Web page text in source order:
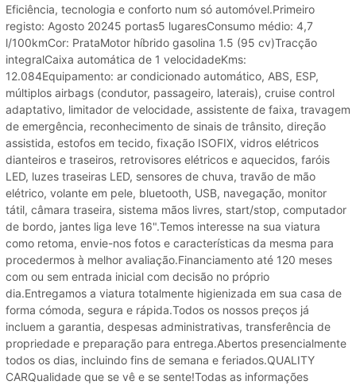
Eficiência, tecnologia e conforto num só automóvel.Primeiro
registo: Agosto 20245 portas5 lugaresConsumo médio: 4,7
l/100kmCor: PrataMotor híbrido gasolina 1.5 (95 cv)Tracção
integralCaixa automática de 1 velocidadeKms:
12.084Equipamento: ar condicionado automático, ABS, ESP,
múltiplos airbags (condutor, passageiro, laterais), cruise control
adaptativo, limitador de velocidade, assistente de faixa, travagem
de emergência, reconhecimento de sinais de trânsito, direção
assistida, estofos em tecido, fixação ISOFIX, vidros elétricos
dianteiros e traseiros, retrovisores elétricos e aquecidos, faróis
LED, luzes traseiras LED, sensores de chuva, travão de mão
elétrico, volante em pele, bluetooth, USB, navegação, monitor
tátil, câmara traseira, sistema mãos livres, start/stop, computador
de bordo, jantes liga leve 16".Temos interesse na sua viatura
como retoma, envie-nos fotos e características da mesma para
procedermos à melhor avaliação.Financiamento até 120 meses
com ou sem entrada inicial com decisão no próprio
dia.Entregamos a viatura totalmente higienizada em sua casa de
forma cómoda, segura e rápida.Todos os nossos preços já
incluem a garantia, despesas administrativas, transferência de
propriedade e preparação para entrega.Abertos presencialmente
todos os dias, incluindo fins de semana e feriados.QUALITY
CARQualidade que se vê e se sente!Todas as informações